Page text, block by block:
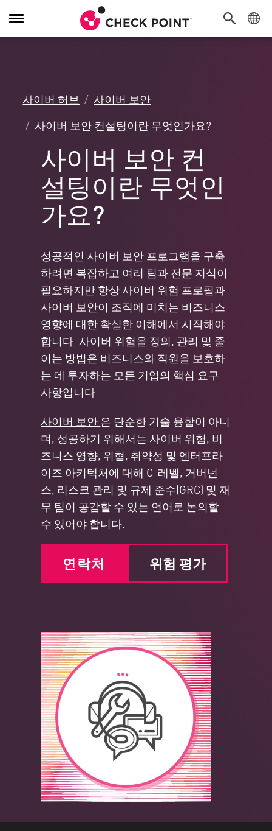
탐
색
사이버 허브
사이버 보안
사이버 보안 컨설팅이란 무엇인가요?
사이버 보안 컨
설팅이란 무엇인
가요?
성공적인 사이버 보안 프로그램을 구축
하려면 복잡하고 여러 팀과 전문 지식이
필요하지만 항상 사이버 위험 프로필과
사이버 보안이 조직에 미치는 비즈니스
영향에 대한 확실한 이해에서 시작해야
합니다. 사이버 위험을 정의, 관리 및 줄
이는 방법은 비즈니스와 직원을 보호하
는 데 투자하는 모든 기업의 핵심 요구
사항입니다.
사이버 보안은 단순한 기술 융합이 아니
며, 성공하기 위해서는 사이버 위험, 비
즈니스 영향, 위협, 취약성 및 엔터프라
이즈 아키텍처에 대해 C-레벨, 거버넌
스, 리스크 관리 및 규제 준수(GRC) 및 재
무 팀이 공감할 수 있는 언어로 논의할
수 있어야 합니다.
연락처 위험 평가